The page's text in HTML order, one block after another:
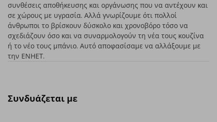
συνθέσεις αποθήκευσης και οργάνωσης που να αντέχουν και
σε χώρους με υγρασία. Αλλά γνωρίζουμε ότι πολλοί
άνθρωποι το βρίσκουν δύσκολο και χρονοβόρο τόσο να
σχεδιάζουν όσο και να συναρμολογούν τη νέα τους κουζίνα
ή το νέο τους μπάνιο. Αυτό αποφασίσαμε να αλλάξουμε με
την ΕΝΗΕΤ.
Συνδυάζεται με